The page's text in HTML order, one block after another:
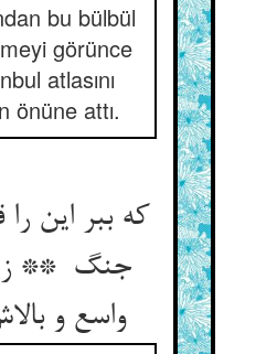
bu bülbül
görünce
atlasını
önüne attı.
که ببر این را
جنگ **
واسع و بالاش تنگ